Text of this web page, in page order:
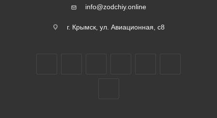
info@zodchiy.online
г. Крымск, ул. Авиационная, с8